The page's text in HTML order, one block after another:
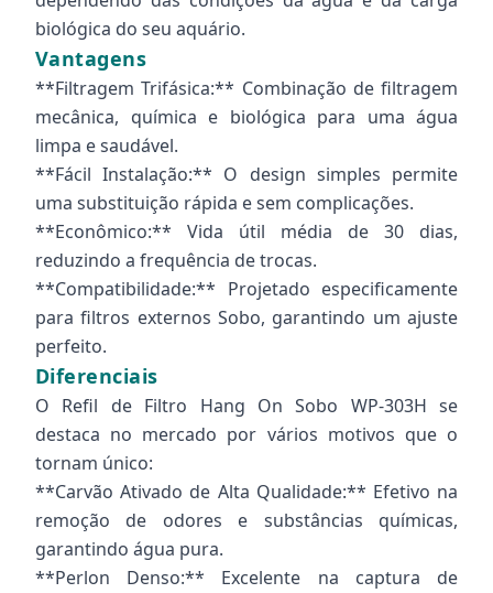
biológica do seu aquário.
Vantagens
**Filtragem Trifásica:** Combinação de filtragem
mecânica, química e biológica para uma água
limpa e saudável.
**Fácil Instalação:** O design simples permite
uma substituição rápida e sem complicações.
**Econômico:** Vida útil média de 30 dias,
reduzindo a frequência de trocas.
**Compatibilidade:** Projetado especificamente
para filtros externos Sobo, garantindo um ajuste
perfeito.
Diferenciais
O Refil de Filtro Hang On Sobo WP-303H se
destaca no mercado por vários motivos que o
tornam único:
**Carvão Ativado de Alta Qualidade:** Efetivo na
remoção de odores e substâncias químicas,
garantindo água pura.
**Perlon Denso:** Excelente na captura de